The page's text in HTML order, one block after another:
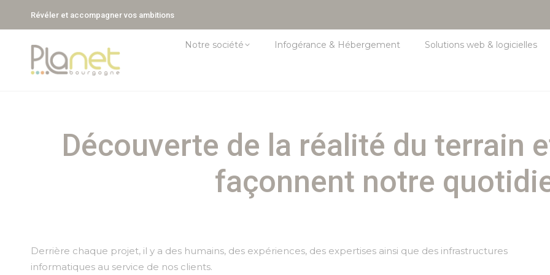
Révéler et accompagner vos ambitions
Notre société Infogérance & Hébergement Solutions web & logicielles
Découverte de la réalité du terrain
façonnent notre
Derrière chaque projet, il y a des humains, des expériences, des expertises ainsi que des infrastructures
informatiques au service de nos clients.